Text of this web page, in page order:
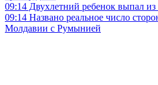
09:14 Двухлетний ребенок выпал из
09:14 Названо реальное число
Молдавии с Румынией